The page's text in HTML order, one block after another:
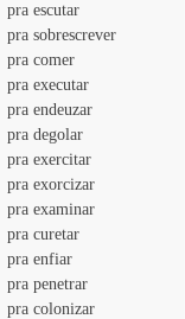
				pra escutar
				pra sobrescrever
				pra comer
				pra executar
				pra endeuzar
				pra degolar
				pra exercitar
				pra exorcizar
				pra examinar
				pra curetar
				pra enfiar
				pra penetrar
				pra colonizar